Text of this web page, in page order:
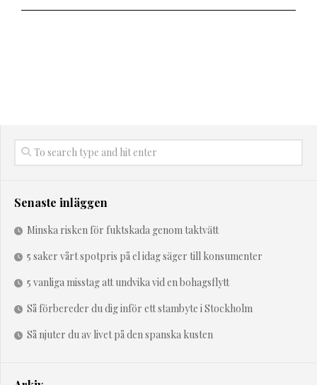
Senaste inläggen
Minska risken för fuktskada genom taktvätt
5 saker vårt spotpris på el idag säger till konsumenter
5 vanliga misstag att undvika vid en bohagsflytt
Så förbereder du dig inför ett stambyte i Stockholm
Så njuter du av livet på den spanska kusten